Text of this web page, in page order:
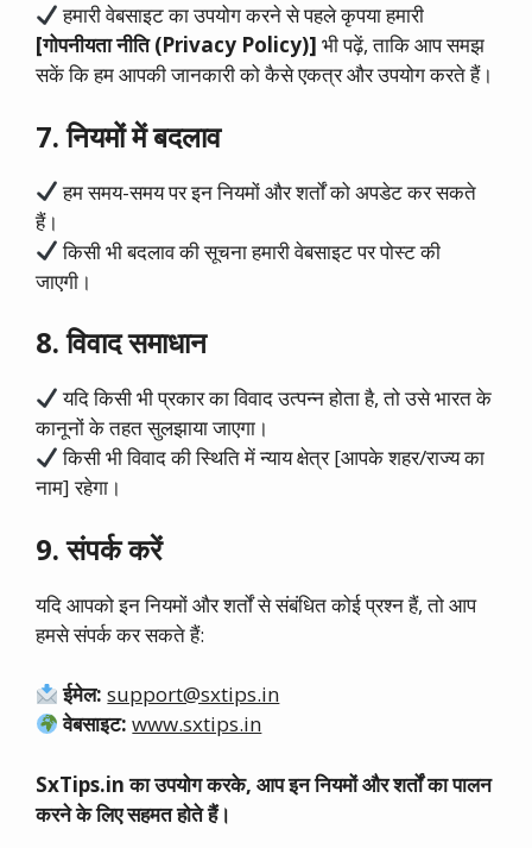
हमारी वेबसाइट का उपयोग करने से पहले कृपया हमारी
[गोपनीयता नीति (Privacy Policy)] भी पढ़ें, ताकि आप समझ
सकें कि हम आपकी जानकारी को कैसे एकत्र और उपयोग करते हैं।
7. नियमों में बदलाव
हम समय-समय पर इन नियमों और शर्तों को अपडेट कर सकते
हैं।
किसी भी बदलाव की सूचना हमारी वेबसाइट पर पोस्ट की
जाएगी।
8. विवाद समाधान
यदि किसी भी प्रकार का विवाद उत्पन्न होता है, तो उसे भारत के
कानूनों के तहत सुलझाया जाएगा।
किसी भी विवाद की स्थिति में न्याय क्षेत्र [आपके शहर/राज्य का
नाम] रहेगा।
9. संपर्क करें
यदि आपको इन नियमों और शर्तों से संबंधित कोई प्रश्न हैं, तो आप
हमसे संपर्क कर सकते हैं:
ईमेल: support@sxtips.in
वेबसाइट: www.sxtips.in
SxTips.in का उपयोग करके, आप इन नियमों और शर्तों का पालन
करने के लिए सहमत होते हैं।